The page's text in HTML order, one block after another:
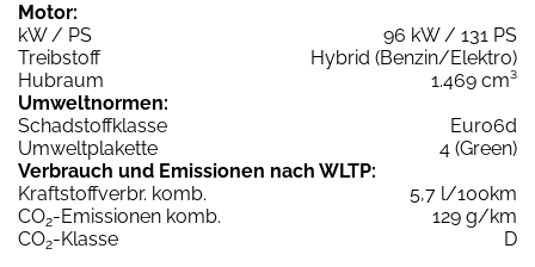
Motor:
kW / PS
96 kW / 131 PS
Treibstoff
Hybrid (Benzin/Elektro)
Hubraum
1.469 cm³
Umweltnormen:
Schadstoffklasse
Euro6d
Umweltplakette
4 (Green)
Verbrauch und Emissionen nach WLTP:
Kraftstoffverbr. komb.
5,7 l/100km
CO2-Emissionen komb.
129 g/km
CO2-Klasse
D